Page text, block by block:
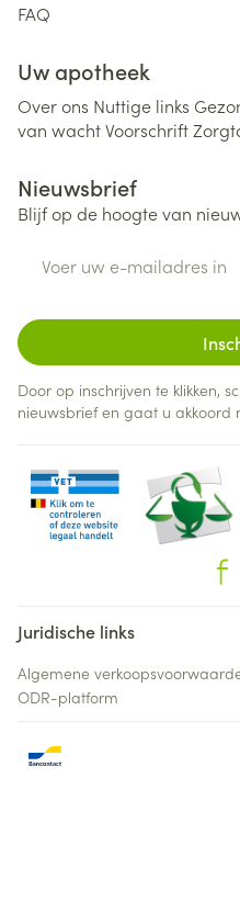
FAQ
Uw apotheek
Over ons Nuttige links
van wachtVoorschrift
Nieuwsbrief
Blijf op de hoogte van
Door op inschrijven te klikken,
nieuwsbrief en gaat u akkoord
Juridische links
Algemene
ODR-platform